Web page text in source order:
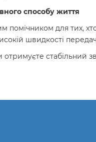
способу життя
помічником для тих,
швидкості
стабільний